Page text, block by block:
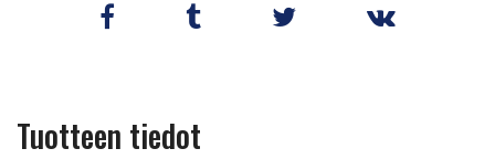
Tuotteen tiedot